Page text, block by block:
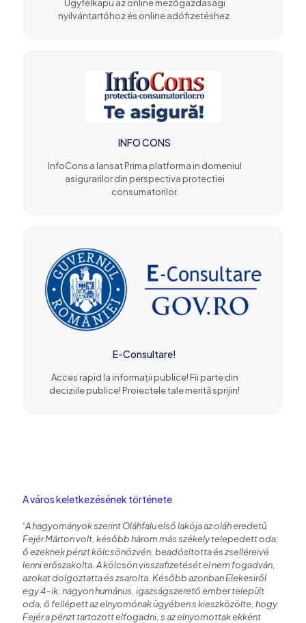
Ügyfélkapu az online mezőgazdasági
nyilvántartóhoz és online adófizetéshez.
INFO CONS
InfoCons a lansat Prima platforma in domeniul
asigurarilor din perspectiva protectiei
consumatorilor.
E-Consultare!
Acces rapid la informații publice! Fii parte din
deciziile publice! Proiectele tale merită sprijin!
A város keletkezésének története
“A hagyományok szerint Oláhfalu első lakója az oláh eredetű
Fejér Márton volt, később három más székely telepedett oda;
ő ezeknek pénzt kölcsönözvén, beadósította és zselléreivé
lenni erőszakolta. A kölcsön visszafizetését el nem fogadván,
azokat dolgoztatta és zsarolta. Később azonban Elekesiről
egy 4-ik, nagyon humánus, igazságszerető ember települt
oda, ő fellépett az elnyomónak ügyében s kieszközölte, hogy
Fejér a pénzt tartozott elfogadni, s az elnyomottak ekként